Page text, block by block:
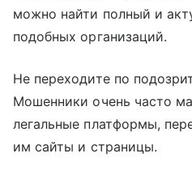
можно найти полный и
подобных организаций.
Не переходите по
Мошенники очень часто
легальные платформы,
им сайты и страницы.